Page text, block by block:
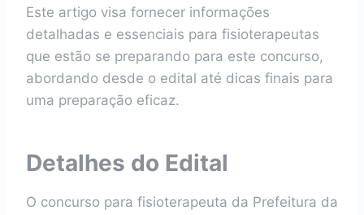
Este artigo visa fornecer informações
detalhadas e essenciais para fisioterapeutas
que estão se preparando para este concurso,
abordando desde o edital até dicas finais para
uma preparação eficaz.
Detalhes do Edital
O concurso para fisioterapeuta da Prefeitura da